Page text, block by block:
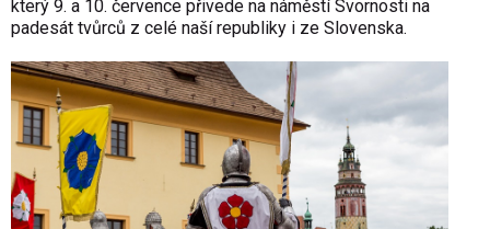
který 9. a 10. července přivede na náměstí Svornosti na
padesát tvůrců z celé naší republiky i ze Slovenska.